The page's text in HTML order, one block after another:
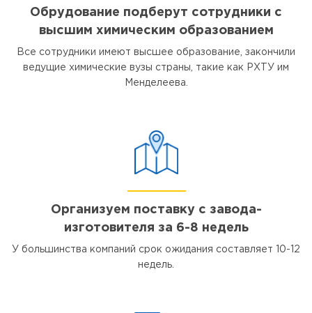
Обрудование подберут сотрудники с
высшим химическим образованием
Все сотрудники имеют высшее образование, закончили
ведущие химические вузы страны, такие как РХТУ им
Менделеева.
Организуем поставку с завода-
изготовителя за 6-8 недель
У большинства компаний срок ожидания составляет 10-12
недель.